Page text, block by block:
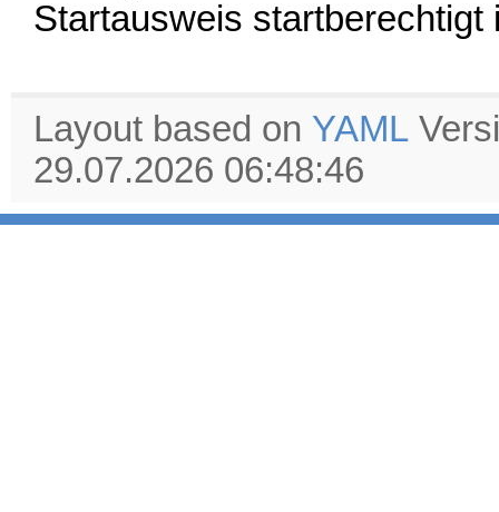
Startausweis startberechtigt
Layout based on YAML
29.07.2026 06:48:46